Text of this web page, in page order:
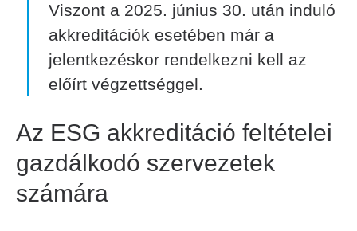
Viszont a 2025. június 30. után induló
akkreditációk esetében már a
jelentkezéskor rendelkezni kell az
előírt végzettséggel.
Az ESG akkreditáció feltételei
gazdálkodó szervezetek
számára